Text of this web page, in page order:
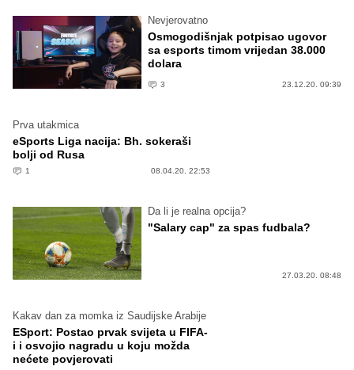
Nevjerovatno
Osmogodišnjak potpisao ugovor
sa esports timom vrijedan 38.000
dolara
3 23.12.20. 09:39
Prva utakmica
eSports Liga nacija: Bh. sokeraši
bolji od Rusa
1 08.04.20. 22:53
Da li je realna opcija?
"Salary cap" za spas fudbala?
27.03.20. 08:48
Kakav dan za momka iz Saudijske Arabije
ESport: Postao prvak svijeta u FIFA-
i i osvojio nagradu u koju možda
nećete povjerovati